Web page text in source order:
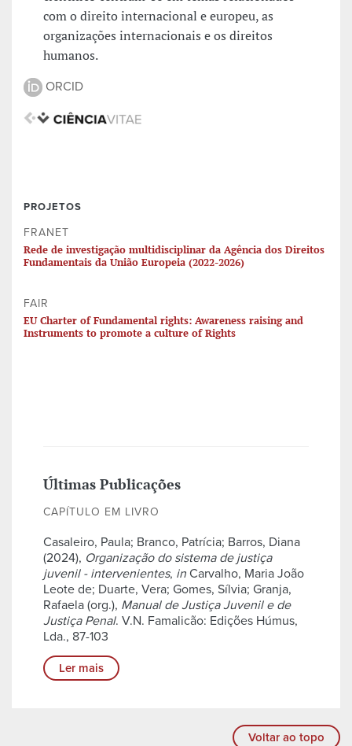
com o direito internacional e europeu, as
organizações internacionais e os direitos
humanos.
ORCID
PROJETOS
FRANET
Rede de investigação multidisciplinar da Agência dos Direitos
Fundamentais da União Europeia (2022-2026)
FAIR
EU Charter of Fundamental rights: Awareness raising and
Instruments to promote a culture of Rights
Últimas Publicações
CAPÍTULO EM LIVRO
Casaleiro, Paula; Branco, Patrícia; Barros, Diana
(2024), Organização do sistema de justiça
juvenil - intervenientes, in Carvalho, Maria João
Leote de; Duarte, Vera; Gomes, Sílvia; Granja,
Rafaela (org.), Manual de Justiça Juvenil e de
Justiça Penal. V.N. Famalicão: Edições Húmus,
Lda., 87-103
Ler mais
Voltar ao topo